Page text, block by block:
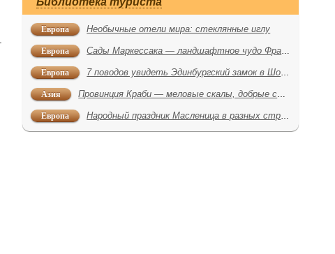
Европа Необычные отели мира: стеклянные иглу
Европа Сады Маркессака — ландшафтное чудо Франции
Европа 7 поводов увидеть Эдинбургский замок в Шотландии
Азия Провинция Краби — меловые скалы, добрые слоны и кинопляжи
Европа Народный праздник Масленица в разных странах